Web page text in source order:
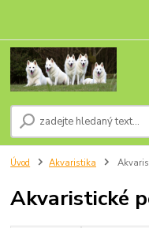
Úvod Akvaristika
Akvaristické